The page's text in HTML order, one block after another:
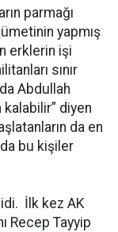
parmağı
yapmış
erklerin işi
sınır
Abdullah
diyen
da en
da bu kişiler
İlk kez AK
Recep Tayyip